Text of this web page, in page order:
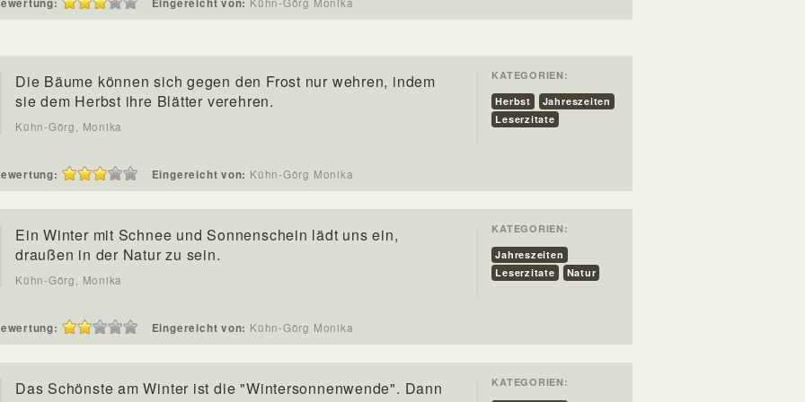
Eingereicht von:
Die Bäume können sich gegen den Frost nur wehren, indem
sie dem Herbst ihre Blätter verehren.
Kühn-Görg, Monika
KATEGORIEN:
Herbst
Jahreszeiten
Leserzitate
Eingereicht von: Kühn-Görg Monika
Ein Winter mit Schnee und Sonnenschein lädt uns ein,
draußen in der Natur zu sein.
Kühn-Görg, Monika
KATEGORIEN:
Jahreszeiten
Leserzitate
Natur
Eingereicht von: Kühn-Görg Monika
Das Schönste am Winter ist die "Wintersonnenwende". Dann
KATEGORIEN: